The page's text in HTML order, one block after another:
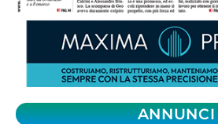
ANNUNCI